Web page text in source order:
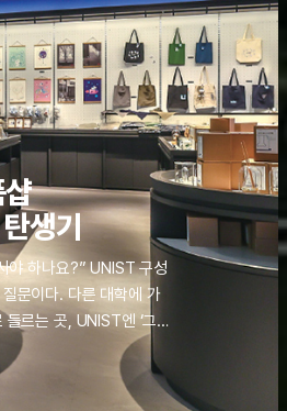
생기
야 하나요?” UNIST 구성
문이다. 다른 대학에 가
르는 곳, UNIST엔 ‘그
던 고등학생도, 자녀를 방
돌려보내야 했던 아쉬움
토어(UNIQUE